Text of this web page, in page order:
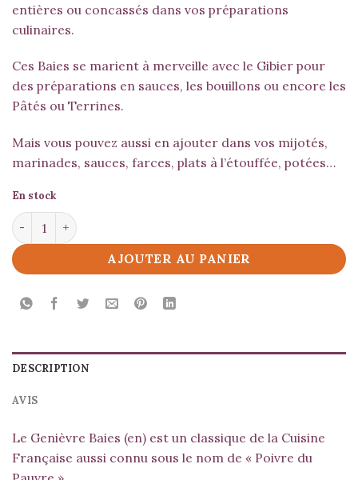
entières ou concassés dans vos préparations
culinaires.
Ces Baies se marient à merveille avec le Gibier pour
des préparations en sauces, les bouillons ou encore les
Pâtés ou Terrines.
Mais vous pouvez aussi en ajouter dans vos mijotés,
marinades, sauces, farces, plats à l’étouffée, potées…
En stock
quantité de Genièvre Baies
AJOUTER AU PANIER
DESCRIPTION
AVIS
Le Genièvre Baies (en) est un classique de la Cuisine
Française aussi connu sous le nom de « Poivre du